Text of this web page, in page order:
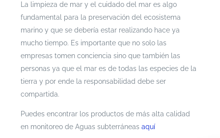
La limpieza de mar y el cuidado del mar es algo
fundamental para la preservación del ecosistema
marino y que se debería estar realizando hace ya
mucho tiempo. Es importante que no solo las
empresas tomen conciencia sino que también las
personas ya que el mar es de todas las especies de la
tierra y por ende la responsabilidad debe ser
compartida.
Puedes encontrar los productos de más alta calidad
en monitoreo de Aguas subterráneas aquí